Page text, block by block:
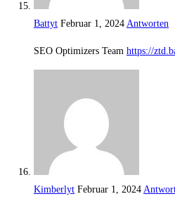
Battyt Februar 1, 2024 Antworten
SEO Optimizers Team https://
Kimberlyt Februar 1, 2024